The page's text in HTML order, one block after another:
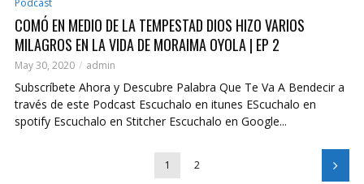
Podcast
COMÓ EN MEDIO DE LA TEMPESTAD DIOS HIZO VARIOS
MILAGROS EN LA VIDA DE MORAIMA OYOLA | EP 2
May 30, 2020 admin
Subscríbete Ahora y Descubre Palabra Que Te Va A Bendecir a
través de este Podcast Escuchalo en itunes EScuchalo en
spotify Escuchalo en Stitcher Escuchalo en Google...
1 2